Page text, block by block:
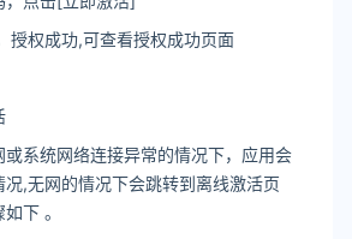
授权成功,可查看授权成功页面
或系统网络连接异常的情况下，应用会
,无网的情况下会跳转到离线激活页
下 。